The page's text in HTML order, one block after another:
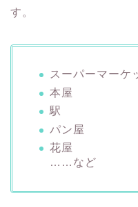
す。
スーパーマーケ
本屋
駅
パン屋
花屋
……など